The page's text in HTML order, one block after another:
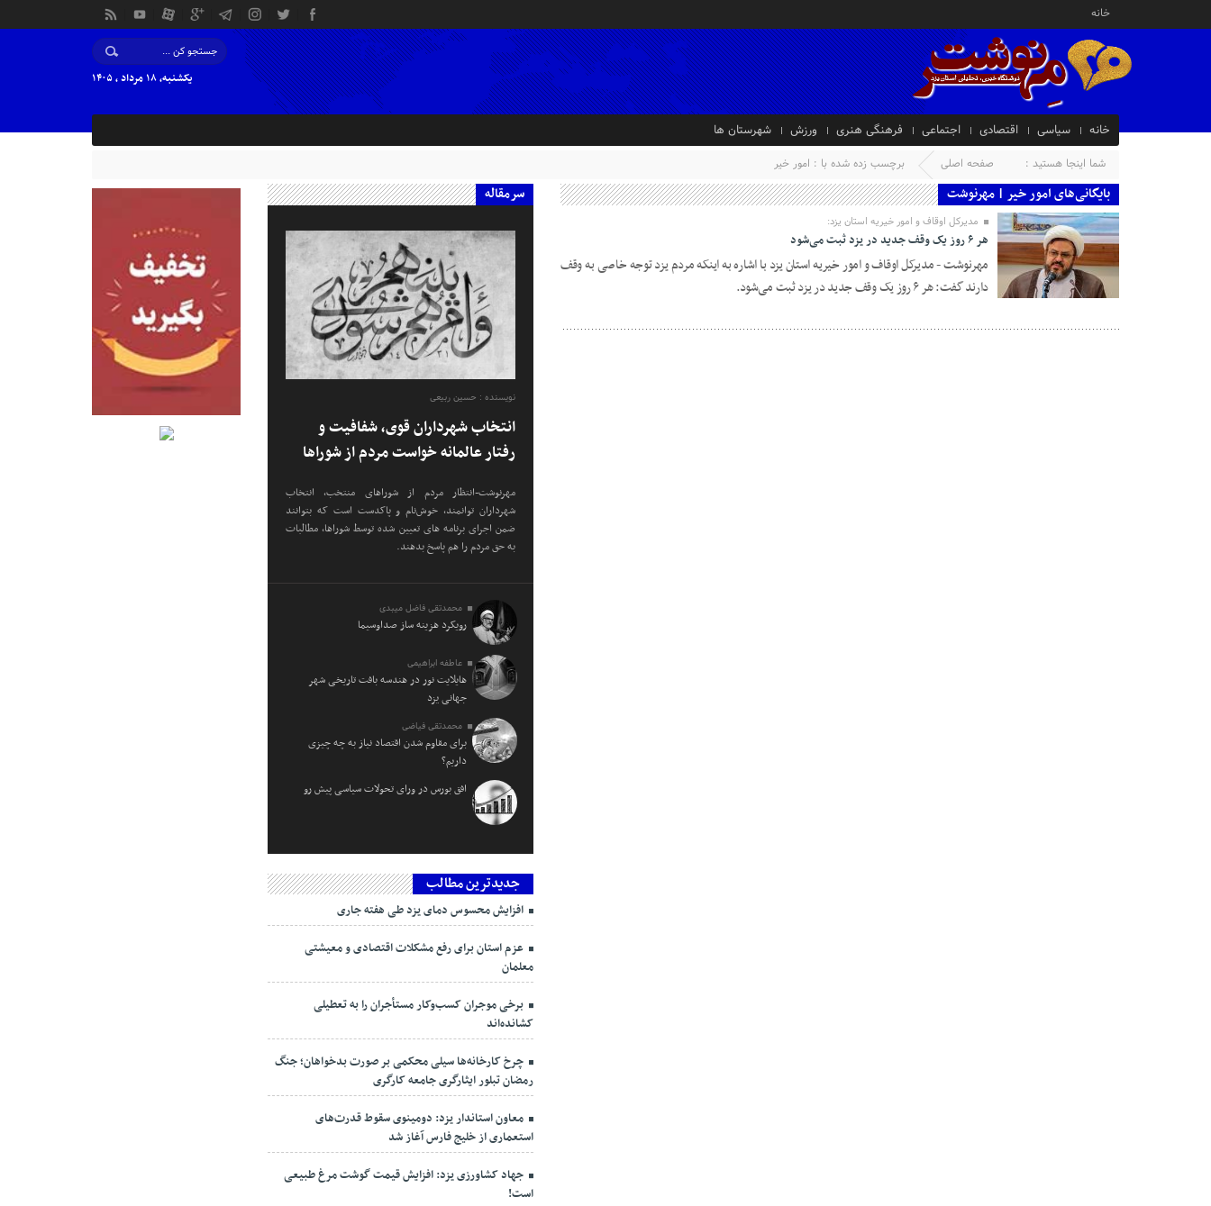
خانه
یکشنبه, ۱۸ مرداد , ۱۴۰۵
خانه سیاسی اقتصادی اجتماعی فرهنگی هنری ورزش شهرستان ها
شما اینجا هستید : صفحه اصلی برچسب زده شده با : امور خیر
بایگانی‌های امور خیر | مهرنوشت
13 نوامبر 2018
مدیرکل اوقاف و امور خیریه استان یزد:
هر ۶ روز یک وقف جدید در یزد ثبت می‌شود
مهرنوشت - مدیرکل اوقاف و امور خیریه استان یزد با اشاره به اینکه مردم یزد توجه خاصی به وقف
دارند گفت: هر ۶ روز یک وقف جدید در یزد ثبت می‌شود.
سرمقاله
نویسنده : حسین ربیعی
انتخاب شهرداران قوی، شفافیت و
رفتار عالمانه خواست مردم از شوراها
مهرنوشت-انتظار مردم از شوراهای منتخب، انتخاب
شهرداران توانمند، خوش‌نام و پاکدست است که بتوانند
ضمن اجرای برنامه های تعیین شده توسط شوراها، مطالبات
به حق مردم را هم پاسخ بدهند.
محمدتقی فاضل میبدی
رویکرد هزینه ساز صداوسیما
عاطفه ابراهیمی
هایلایت نور در هندسه بافت تاریخی شهر
جهانی یزد
محمدتقی فیاضی
برای مقاوم شدن اقتصاد نیاز به چه چیزی
داریم؟
افق بورس در ورای تحولات سیاسی پیش‌ رو
جدیدترین مطالب
افزایش محسوس دمای یزد طی هفته جاری
عزم استان برای رفع مشکلات اقتصادی و معیشتی
معلمان
برخی موجران کسب‌وکار مستأجران را به تعطیلی
کشانده‌اند
چرخ کارخانه‌ها سیلی محکمی بر صورت بدخواهان؛ جنگ
رمضان تبلور ایثارگری جامعه کارگری
معاون استاندار یزد: دومینوی سقوط قدرت‌های
استعماری از خلیج فارس آغاز شد
جهاد کشاورزی یزد: افزایش قیمت گوشت مرغ طبیعی
است!